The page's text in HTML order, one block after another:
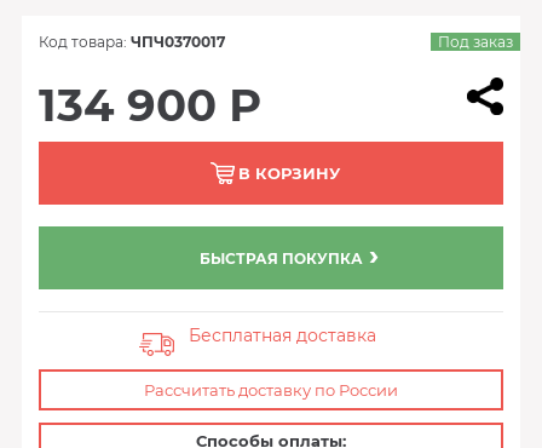
Код товара: ЧПЧ0370017 Под заказ
134 900 Р
В КОРЗИНУ
БЫСТРАЯ ПОКУПКА
Бесплатная доставка
Рассчитать доставку по России
Способы оплаты: